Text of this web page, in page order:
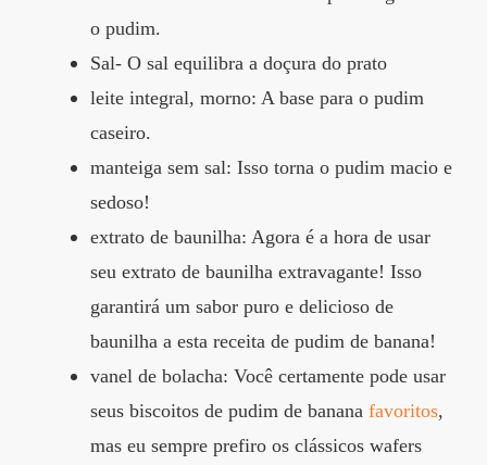
o pudim.
Sal- O sal equilibra a doçura do prato
leite integral, morno: A base para o pudim
caseiro.
manteiga sem sal: Isso torna o pudim macio e
sedoso!
extrato de baunilha: Agora é a hora de usar
seu extrato de baunilha extravagante! Isso
garantirá um sabor puro e delicioso de
baunilha a esta receita de pudim de banana!
vanel de bolacha: Você certamente pode usar
seus biscoitos de pudim de banana favoritos,
mas eu sempre prefiro os clássicos wafers